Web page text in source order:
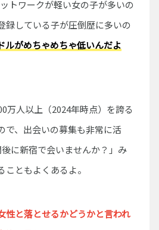
トワークが軽い女の子が多いの
録している子が圧倒歴に多いの
ルがめちゃめちゃ低いんだよ
万人以上（2024年時点）を誇る
で、出会いの募集も非常に活
に新宿で会いませんか？」み
ともよくあるよ。
性と落とせるかどうかと言われ